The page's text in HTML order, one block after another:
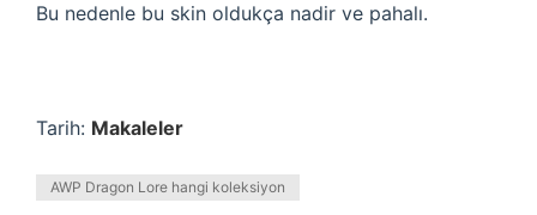
Bu nedenle bu skin oldukça nadir ve pahalı.
Tarih: Makaleler
AWP Dragon Lore hangi koleksiyon